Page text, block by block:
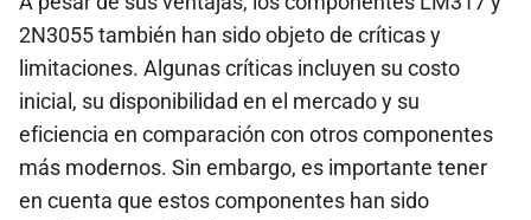
2N3055 también han sido objeto de críticas y
limitaciones. Algunas críticas incluyen su costo
inicial, su disponibilidad en el mercado y su
eficiencia en comparación con otros componentes
más modernos. Sin embargo, es importante tener
en cuenta que estos componentes han sido